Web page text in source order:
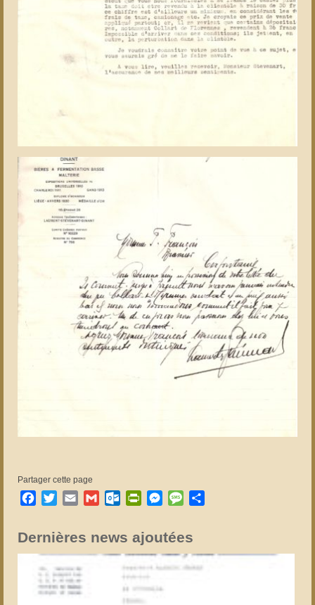
Partager cette page
Facebook
TwitterEmail GmailOutlook.com
PrintFriendly
Messenger
Message
Dernières news ajoutées